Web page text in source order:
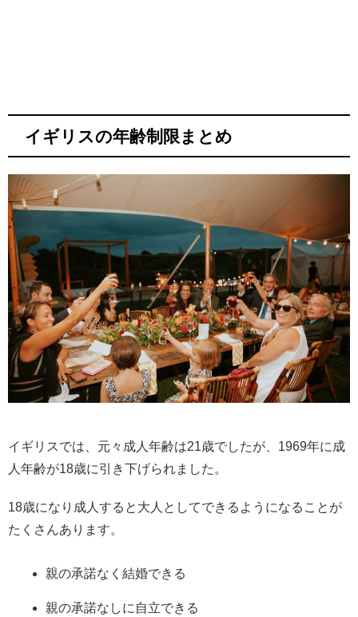
イギリスの年齢制限まとめ
イギリスでは、元々成人年齢は21歳でしたが、1969年に成
人年齢が18歳に引き下げられました。
18歳になり成人すると大人としてできるようになることが
たくさんあります。
親の承諾なく結婚できる
親の承諾なしに自立できる